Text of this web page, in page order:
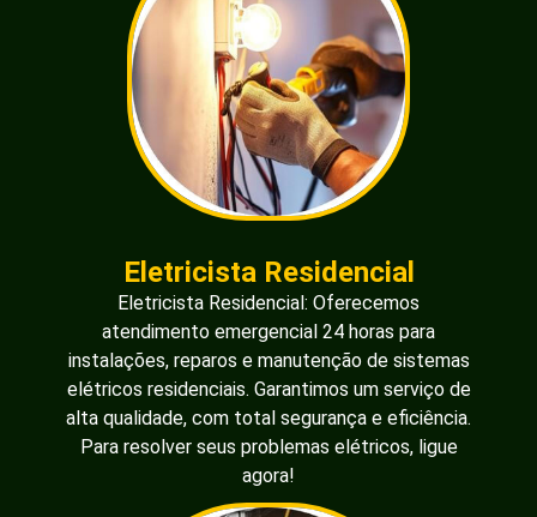
Eletricista Residencial
Eletricista Residencial: Oferecemos
atendimento emergencial 24 horas para
instalações, reparos e manutenção de sistemas
elétricos residenciais. Garantimos um serviço de
alta qualidade, com total segurança e eficiência.
Para resolver seus problemas elétricos, ligue
agora!